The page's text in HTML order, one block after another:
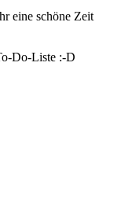
eine schöne Zeit
Do-Liste :-D